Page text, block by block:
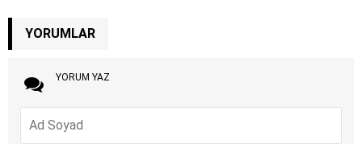
YORUMLAR
YORUM YAZ